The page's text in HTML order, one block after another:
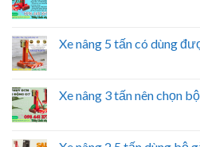
Xe nâng 5 tấn có dùng
Xe nâng 3 tấn nên chọn